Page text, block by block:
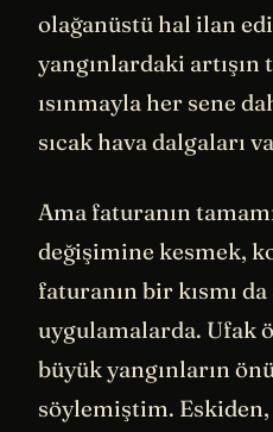
olağanüstü hal ilan
yangınlardaki
ısınmayla her sene
sıcak hava dalgaları
Ama faturanın
değişimine kesmek,
faturanın bir kısmı
uygulamalarda. Ufak
büyük yangınların
söylemiştim. Eskiden,